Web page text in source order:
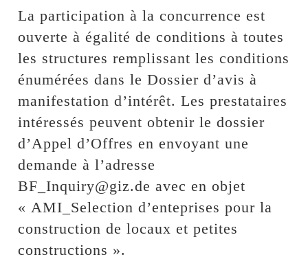
La participation à la concurrence est
ouverte à égalité de conditions à toutes
les structures remplissant les conditions
énumérées dans le Dossier d’avis à
manifestation d’intérêt. Les prestataires
intéressés peuvent obtenir le dossier
d’Appel d’Offres en envoyant une
demande à l’adresse
BF_Inquiry@giz.de avec en objet
« AMI_Selection d’enteprises pour la
construction de locaux et petites
constructions ».